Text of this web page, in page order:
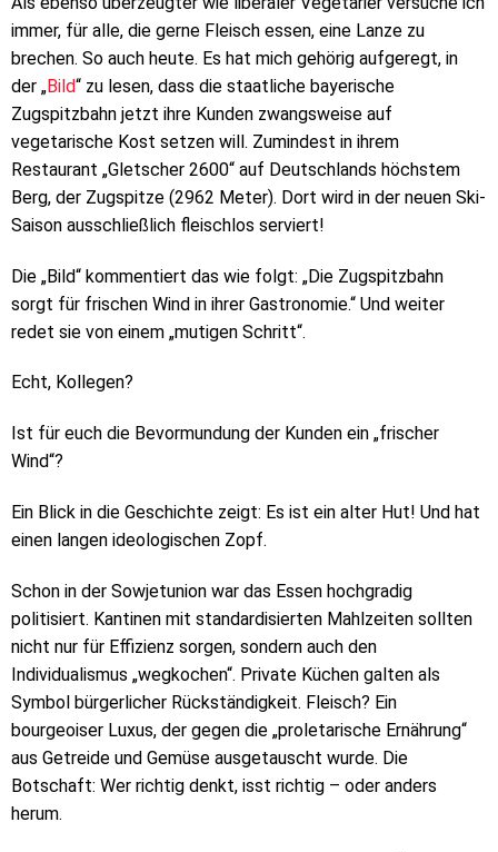
immer, für alle, die gerne Fleisch essen, eine Lanze zu
brechen. So auch heute. Es hat mich gehörig aufgeregt, in
der „Bild“ zu lesen, dass die staatliche bayerische
Zugspitzbahn jetzt ihre Kunden zwangsweise auf
vegetarische Kost setzen will. Zumindest in ihrem
Restaurant „Gletscher 2600“ auf Deutschlands höchstem
Berg, der Zugspitze (2962 Meter). Dort wird in der neuen Ski-
Saison ausschließlich fleischlos serviert!
Die „Bild“ kommentiert das wie folgt: „Die Zugspitzbahn
sorgt für frischen Wind in ihrer Gastronomie.“ Und weiter
redet sie von einem „mutigen Schritt“.
Echt, Kollegen?
Ist für euch die Bevormundung der Kunden ein „frischer
Wind“?
Ein Blick in die Geschichte zeigt: Es ist ein alter Hut! Und hat
einen langen ideologischen Zopf.
Schon in der Sowjetunion war das Essen hochgradig
politisiert. Kantinen mit standardisierten Mahlzeiten sollten
nicht nur für Effizienz sorgen, sondern auch den
Individualismus „wegkochen“. Private Küchen galten als
Symbol bürgerlicher Rückständigkeit. Fleisch? Ein
bourgeoiser Luxus, der gegen die „proletarische Ernährung“
aus Getreide und Gemüse ausgetauscht wurde. Die
Botschaft: Wer richtig denkt, isst richtig – oder anders
herum.